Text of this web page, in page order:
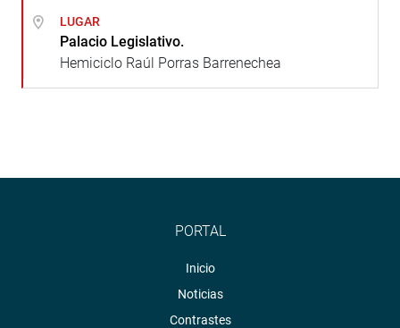
LUGAR
Palacio Legislativo.
Hemiciclo Raúl Porras Barrenechea
PORTAL
Inicio
Noticias
Contrastes